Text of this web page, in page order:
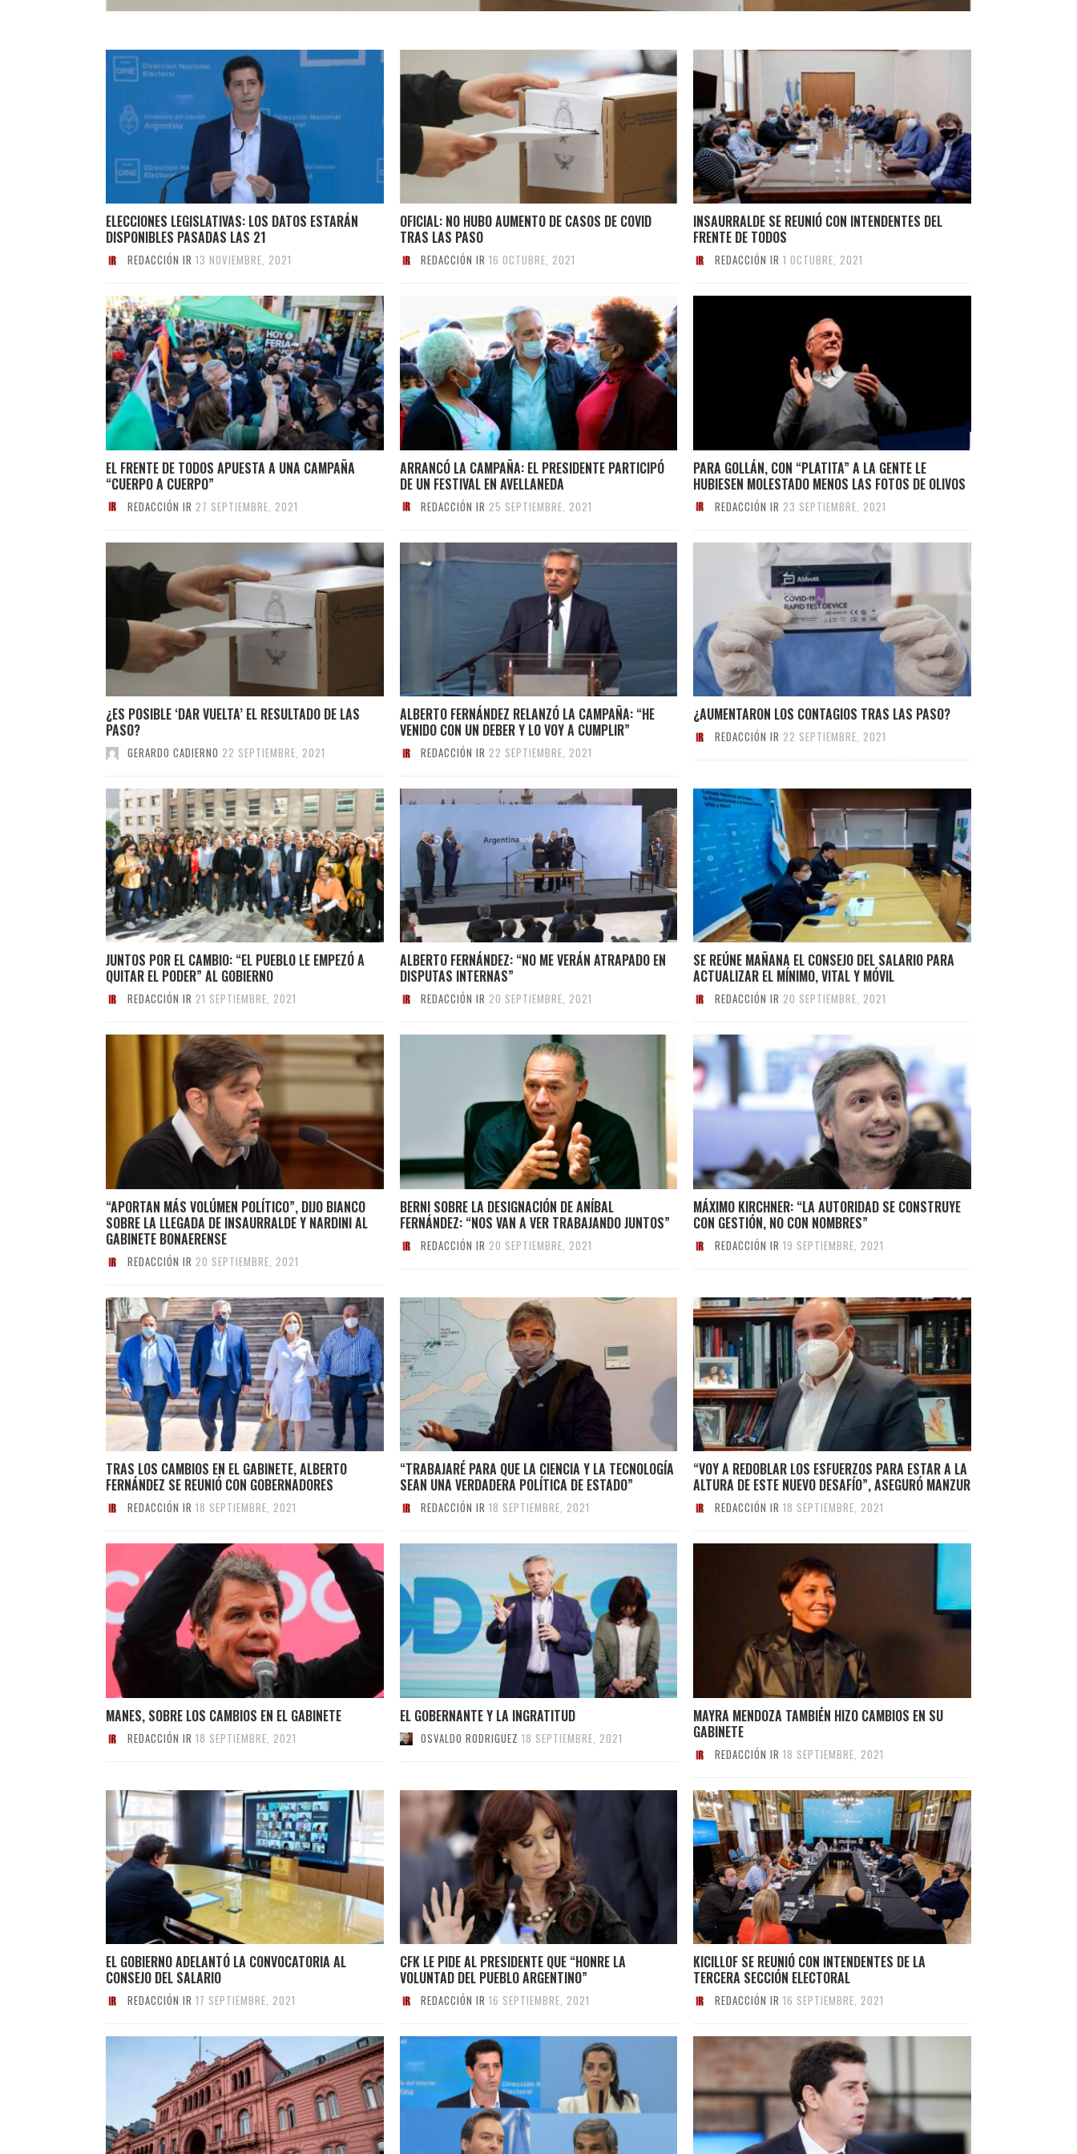
ELECCIONES LEGISLATIVAS: LOS DATOS ESTARÁN
DISPONIBLES PASADAS LAS 21
REDACCIÓN IR 13 NOVIEMBRE, 2021
OFICIAL: NO HUBO AUMENTO DE CASOS DE COVID
TRAS LAS PASO
REDACCIÓN IR 16 OCTUBRE, 2021
INSAURRALDE SE REUNIÓ CON INTENDENTES DEL
FRENTE DE TODOS
REDACCIÓN IR 1 OCTUBRE, 2021
EL FRENTE DE TODOS APUESTA A UNA CAMPAÑA
“CUERPO A CUERPO”
REDACCIÓN IR 27 SEPTIEMBRE, 2021
ARRANCÓ LA CAMPAÑA: EL PRESIDENTE PARTICIPÓ
DE UN FESTIVAL EN AVELLANEDA
REDACCIÓN IR 25 SEPTIEMBRE, 2021
PARA GOLLÁN, CON “PLATITA” A LA GENTE LE
HUBIESEN MOLESTADO MENOS LAS FOTOS DE OLIVOS
REDACCIÓN IR 23 SEPTIEMBRE, 2021
¿ES POSIBLE ‘DAR VUELTA’ EL RESULTADO DE LAS
PASO?
GERARDO CADIERNO 22 SEPTIEMBRE, 2021
ALBERTO FERNÁNDEZ RELANZÓ LA CAMPAÑA: “HE
VENIDO CON UN DEBER Y LO VOY A CUMPLIR”
REDACCIÓN IR 22 SEPTIEMBRE, 2021
¿AUMENTARON LOS CONTAGIOS TRAS LAS PASO?
REDACCIÓN IR 22 SEPTIEMBRE, 2021
JUNTOS POR EL CAMBIO: “EL PUEBLO LE EMPEZÓ A
QUITAR EL PODER” AL GOBIERNO
REDACCIÓN IR 21 SEPTIEMBRE, 2021
ALBERTO FERNÁNDEZ: “NO ME VERÁN ATRAPADO EN
DISPUTAS INTERNAS”
REDACCIÓN IR 20 SEPTIEMBRE, 2021
SE REÚNE MAÑANA EL CONSEJO DEL SALARIO PARA
ACTUALIZAR EL MÍNIMO, VITAL Y MÓVIL
REDACCIÓN IR 20 SEPTIEMBRE, 2021
“APORTAN MÁS VOLÚMEN POLÍTICO”, DIJO BIANCO
SOBRE LA LLEGADA DE INSAURRALDE Y NARDINI AL
GABINETE BONAERENSE
REDACCIÓN IR 20 SEPTIEMBRE, 2021
BERNI SOBRE LA DESIGNACIÓN DE ANÍBAL
FERNÁNDEZ: “NOS VAN A VER TRABAJANDO JUNTOS”
REDACCIÓN IR 20 SEPTIEMBRE, 2021
MÁXIMO KIRCHNER: “LA AUTORIDAD SE CONSTRUYE
CON GESTIÓN, NO CON NOMBRES”
REDACCIÓN IR 19 SEPTIEMBRE, 2021
TRAS LOS CAMBIOS EN EL GABINETE, ALBERTO
FERNÁNDEZ SE REUNIÓ CON GOBERNADORES
REDACCIÓN IR 18 SEPTIEMBRE, 2021
“TRABAJARÉ PARA QUE LA CIENCIA Y LA TECNOLOGÍA
SEAN UNA VERDADERA POLÍTICA DE ESTADO”
REDACCIÓN IR 18 SEPTIEMBRE, 2021
“VOY A REDOBLAR LOS ESFUERZOS PARA ESTAR A LA
ALTURA DE ESTE NUEVO DESAFÍO”, ASEGURÓ MANZUR
REDACCIÓN IR 18 SEPTIEMBRE, 2021
MANES, SOBRE LOS CAMBIOS EN EL GABINETE
REDACCIÓN IR 18 SEPTIEMBRE, 2021
EL GOBERNANTE Y LA INGRATITUD
OSVALDO RODRIGUEZ 18 SEPTIEMBRE, 2021
MAYRA MENDOZA TAMBIÉN HIZO CAMBIOS EN SU
GABINETE
REDACCIÓN IR 18 SEPTIEMBRE, 2021
EL GOBIERNO ADELANTÓ LA CONVOCATORIA AL
CONSEJO DEL SALARIO
REDACCIÓN IR 17 SEPTIEMBRE, 2021
CFK LE PIDE AL PRESIDENTE QUE “HONRE LA
VOLUNTAD DEL PUEBLO ARGENTINO”
REDACCIÓN IR 16 SEPTIEMBRE, 2021
KICILLOF SE REUNIÓ CON INTENDENTES DE LA
TERCERA SECCIÓN ELECTORAL
REDACCIÓN IR 16 SEPTIEMBRE, 2021